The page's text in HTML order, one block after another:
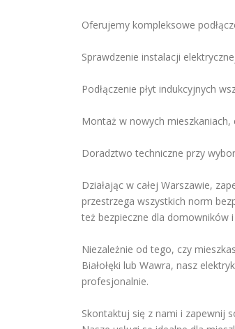
Oferujemy kompleksowe
Sprawdzenie instalacji
Podłączenie płyt indukcyjnych
Montaż w nowych
Doradztwo techniczne przy
Działając w całej Warszawie,
przestrzega wszystkich norm
też bezpieczne dla domowników
Niezależnie od tego, czy
Białołęki lub Wawra, nasz
profesjonalnie.
Skontaktuj się z nami i zapewnij